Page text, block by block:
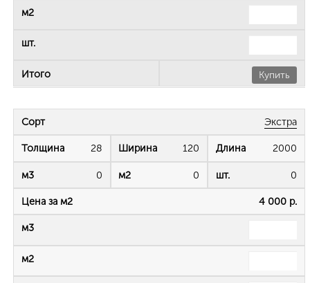
Купить
Экстра
28 120 2000
0 0 0
4 000 р.